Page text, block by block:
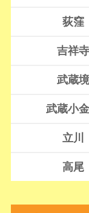
荻窪
吉祥寺
武蔵境
武蔵小
立川
高尾